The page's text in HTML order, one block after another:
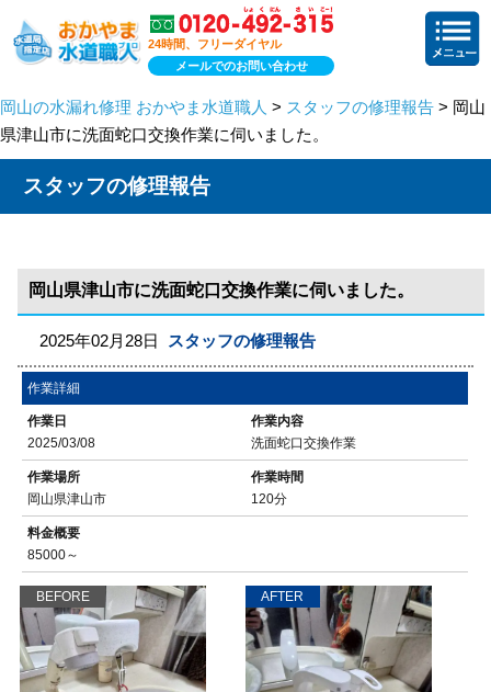
24時間、フリーダイヤル
メールでのお問い合わせ
岡山の水漏れ修理 おかやま水道職人 > スタッフの修理報告 > 岡山
県津山市に洗面蛇口交換作業に伺いました。
スタッフの修理報告
岡山県津山市に洗面蛇口交換作業に伺いました。
2025年02月28日 スタッフの修理報告
作業詳細
作業日
2025/03/08
作業内容
洗面蛇口交換作業
作業場所
岡山県津山市
作業時間
120分
料金概要
85000～
BEFORE AFTER